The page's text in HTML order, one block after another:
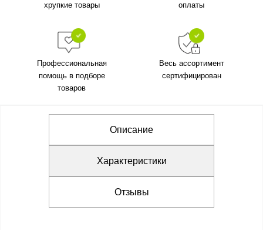
хрупкие товары
оплаты
Профессиональная
помощь в подборе
товаров
Весь ассортимент
сертифицирован
Описание
Характеристики
Отзывы